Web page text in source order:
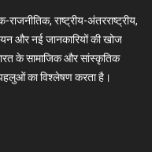
राष्ट्रीय-अंतरराष्ट्रीय,
और नई जानकारियों की खोज
के सामाजिक और सांस्कृतिक
का विश्लेषण करता है।